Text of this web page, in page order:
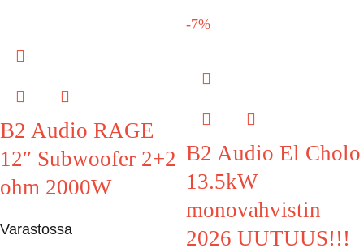
B2 Audio RAGE
12″ Subwoofer 2+2
ohm 2000W
Varastossa
-7%
B2 Audio El Cholo
13.5kW
monovahvistin
2026 UUTUUS!!!